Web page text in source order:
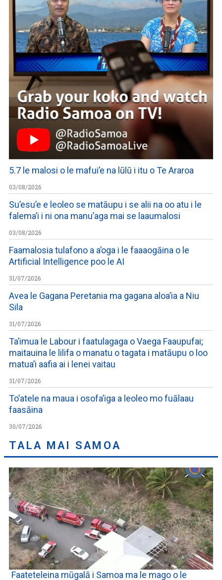
5.7 le malosi o le mafui’e na lūlū i itu o Te Araroa
03/08/2026
Su’esu’e e leoleo se matāupu i se alii na oo atu i le
falema’i i ni ona manu’aga mai se laaumalosi
03/08/2026
Faamalosia tulafono a a’oga i le faaaogāina o le
Artificial Intelligence poo le AI
31/07/2026
Avea le Gagana Peretania ma gagana aloa’ia a Niu
Sila
31/07/2026
Ta’imua le Labour i faatulagaga o Vaega Faaupufai;
maitauina le lilifa o manatu o tagata i matāupu o loo
matua’i aafia ai i lenei vaitau
31/07/2026
To’atele na maua i osofa’iga a leoleo mo fuālaau
faasāina
30/07/2026
TALA MAI SAMOA
Faateteleina mūgalā i Samoa ma le mago o le